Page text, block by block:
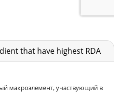
that have highest RDA
макроэлемент, участвующий в